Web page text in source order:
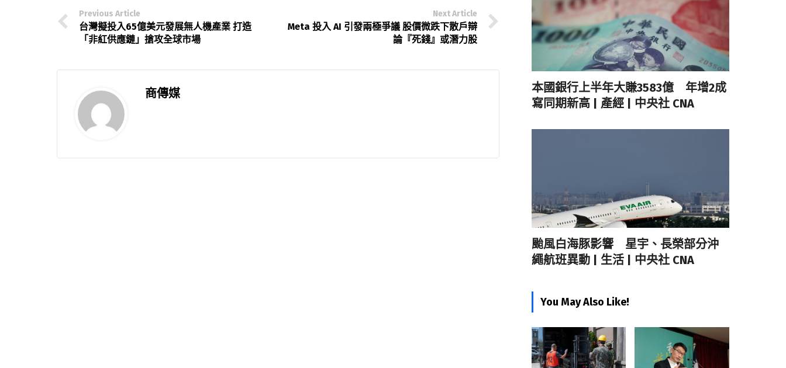
Previous Article
台灣擬投入65億美元發展無人機產業 打造
「非紅供應鏈」搶攻全球市場
Next Article
Meta 投入 AI 引發兩極爭議 股價微跌下散戶辯
論『死錢』或潛力股
商傳媒
本國銀行上半年大賺3583億 年增2成
寫同期新高 | 產經 | 中央社 CNA
颱風白海豚影響 星宇、長榮部分沖
繩航班異動 | 生活 | 中央社 CNA
You May Also Like!